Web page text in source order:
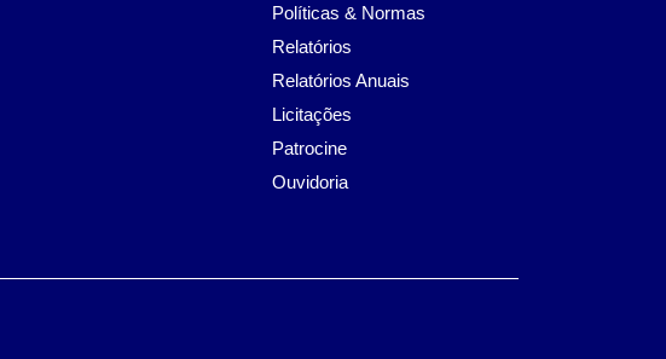
Políticas & Normas
Relatórios
Relatórios Anuais
Licitações
Patrocine
Ouvidoria